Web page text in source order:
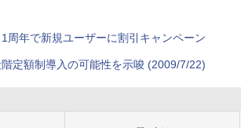
周年で新規ユーザーに割引キャンペーン
定額制導入の可能性を示唆(2009/7/22)